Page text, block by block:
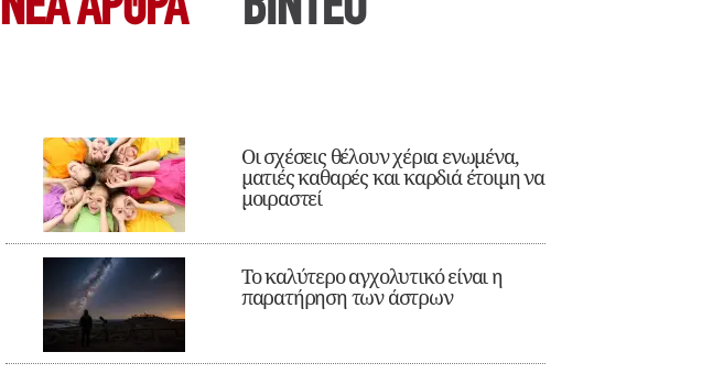
Οι σχέσεις θέλουν χέρια ενωμένα,
ματιές καθαρές και καρδιά έτοιμη να
μοιραστεί
Το καλύτερο αγχολυτικό είναι η
παρατήρηση των άστρων